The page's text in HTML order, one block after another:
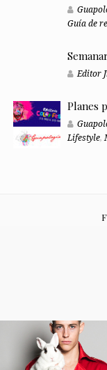
Guía de
Editor
Planes
Lifestyle,